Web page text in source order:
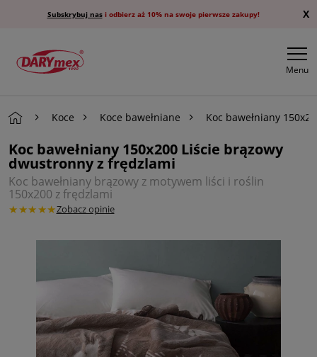
Subskrybuj nasi odbierz aż 10% na swoje pierwsze zakupy! X
Menu
Koce Koce bawełniane Koc bawełniany
Koc bawełniany 150x200 Liście brązowy
dwustronny z frędzlami
Koc bawełniany brązowy z motywem liści i roślin
150x200 z frędzlami
★★★★★Zobacz opinie